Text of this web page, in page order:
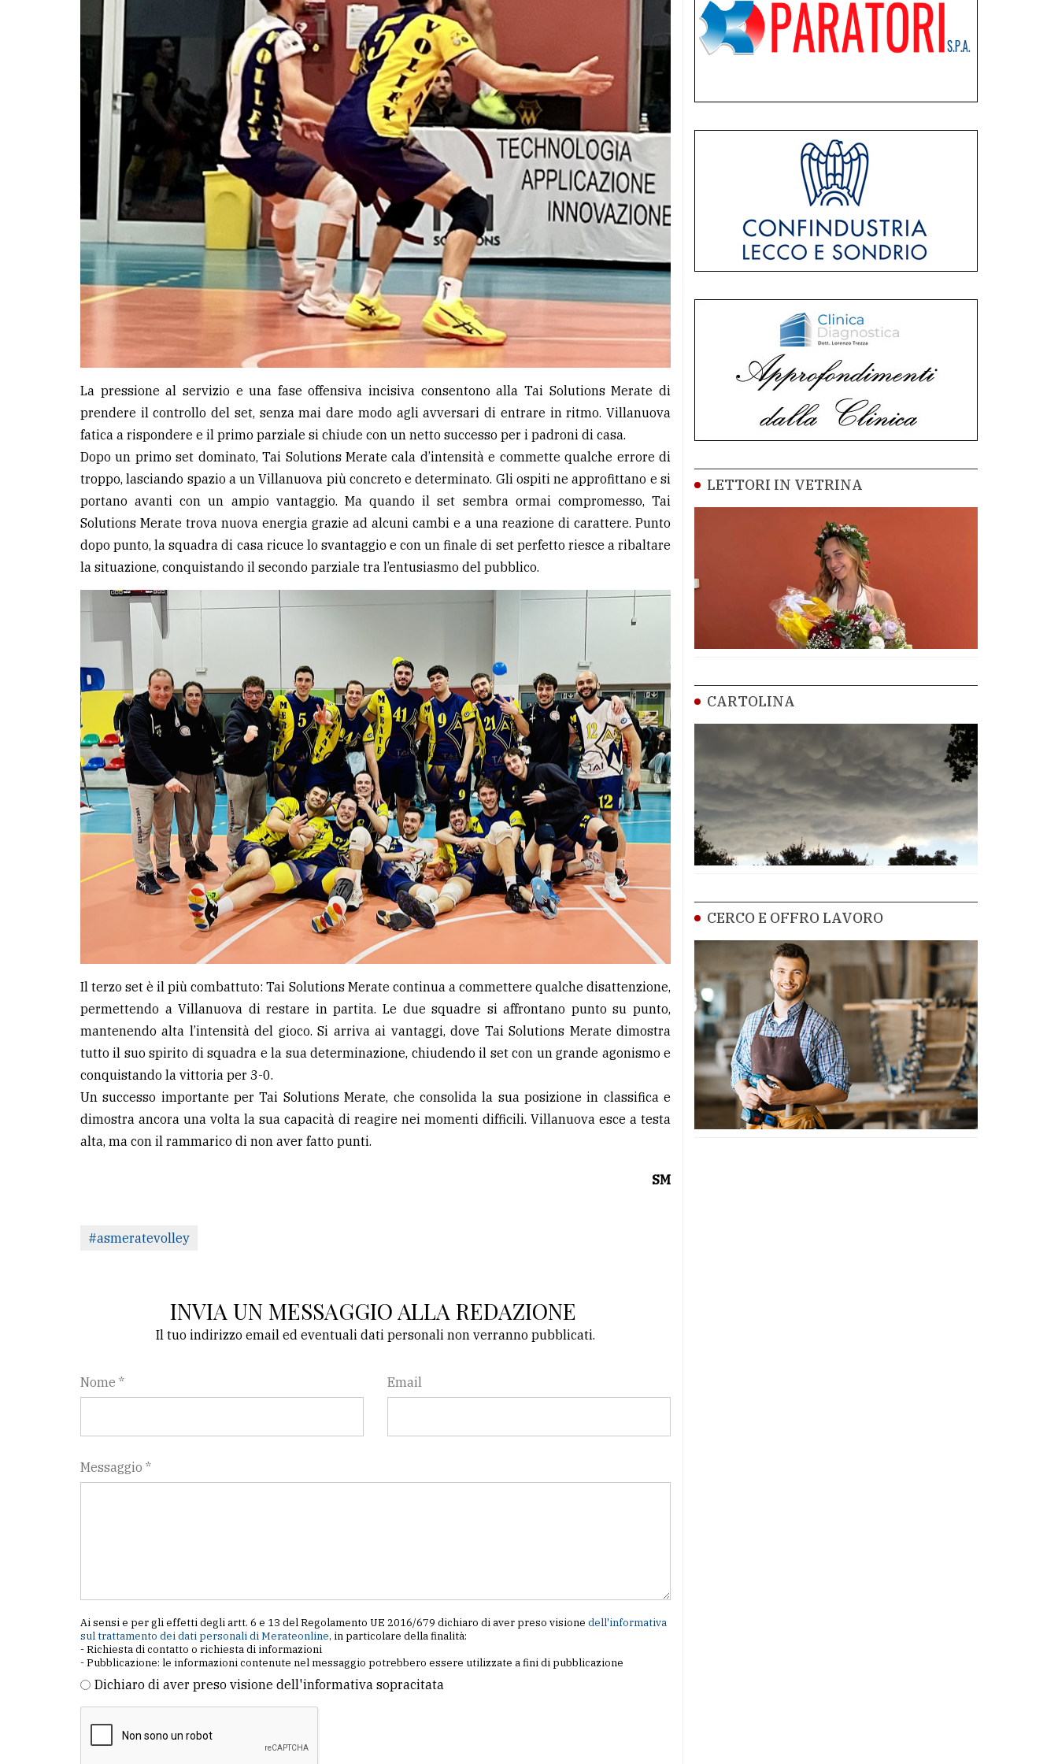
La pressione al servizio e una fase offensiva incisiva consentono alla Tai Solutions Merate di
prendere il controllo del set, senza mai dare modo agli avversari di entrare in ritmo. Villanuova
fatica a rispondere e il primo parziale si chiude con un netto successo per i padroni di casa.
Dopo un primo set dominato, Tai Solutions Merate cala d’intensità e commette qualche errore di
troppo, lasciando spazio a un Villanuova più concreto e determinato. Gli ospiti ne approfittano e si
portano avanti con un ampio vantaggio. Ma quando il set sembra ormai compromesso, Tai
Solutions Merate trova nuova energia grazie ad alcuni cambi e a una reazione di carattere. Punto
dopo punto, la squadra di casa ricuce lo svantaggio e con un finale di set perfetto riesce a ribaltare
la situazione, conquistando il secondo parziale tra l’entusiasmo del pubblico.
Il terzo set è il più combattuto: Tai Solutions Merate continua a commettere qualche disattenzione,
permettendo a Villanuova di restare in partita. Le due squadre si affrontano punto su punto,
mantenendo alta l’intensità del gioco. Si arriva ai vantaggi, dove Tai Solutions Merate dimostra
tutto il suo spirito di squadra e la sua determinazione, chiudendo il set con un grande agonismo e
conquistando la vittoria per 3-0.
Un successo importante per Tai Solutions Merate, che consolida la sua posizione in classifica e
dimostra ancora una volta la sua capacità di reagire nei momenti difficili. Villanuova esce a testa
alta, ma con il rammarico di non aver fatto punti.
SM
#asmeratevolley
INVIA UN MESSAGGIO ALLA REDAZIONE
Il tuo indirizzo email ed eventuali dati personali non verranno pubblicati.
Nome * Email
Messaggio *
Ai sensi e per gli effetti degli artt. 6 e 13 del Regolamento UE 2016/679 dichiaro di aver preso visione dell'informativa
sul trattamento dei dati personali di Merateonline, in particolare della finalità:
- Richiesta di contatto o richiesta di informazioni
- Pubblicazione: le informazioni contenute nel messaggio potrebbero essere utilizzate a fini di pubblicazione
Dichiaro di aver preso visione dell'informativa sopracitata
LETTORI IN VETRINA
CARTOLINA
CERCO E OFFRO LAVORO